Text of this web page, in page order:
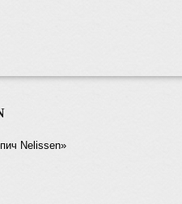
Nelissen»